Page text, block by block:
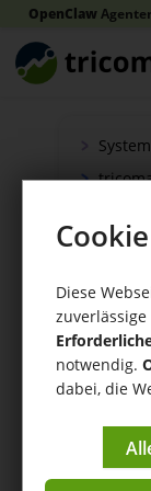
OpenClaw
System
Verkauf
WaWi/
Diese
notwendig.
dabei, die
Impressum